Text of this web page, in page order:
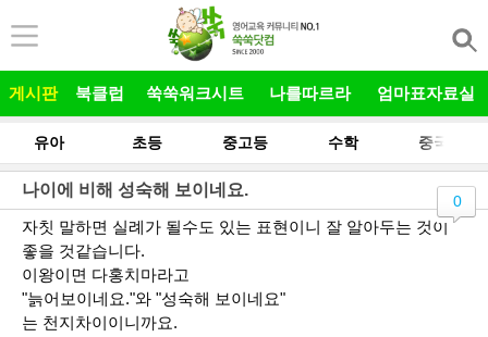
게시판 북클럽 쑥쑥워크시트 나를따르라 엄마표자료실
유아 초등 중고등 수학 중국어
나이에 비해 성숙해 보이네요.
0
자칫 말하면 실례가 될수도 있는 표현이니 잘 알아두는 것이
좋을 것같습니다.
이왕이면 다홍치마라고
"늙어보이네요."와 "성숙해 보이네요"
는 천지차이이니까요.